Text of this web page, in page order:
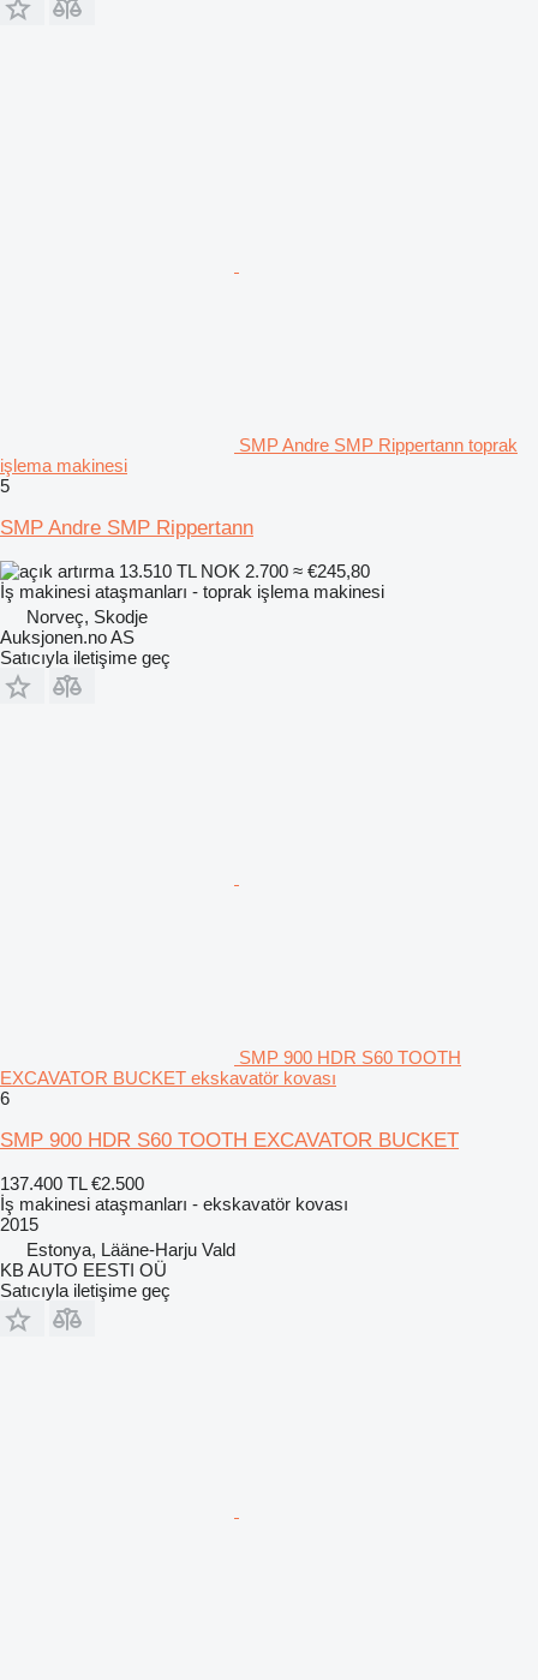
SMP Andre SMP Rippertann toprak
işlema makinesi
5
SMP Andre SMP Rippertann
13.510 TL NOK 2.700 ≈ €245,80
İş makinesi ataşmanları - toprak işlema makinesi
Norveç, Skodje
Auksjonen.no AS
Satıcıyla iletişime geç
SMP 900 HDR S60 TOOTH
EXCAVATOR BUCKET ekskavatör kovası
6
SMP 900 HDR S60 TOOTH EXCAVATOR BUCKET
137.400 TL €2.500
İş makinesi ataşmanları - ekskavatör kovası
2015
Estonya, Lääne-Harju Vald
KB AUTO EESTI OÜ
Satıcıyla iletişime geç